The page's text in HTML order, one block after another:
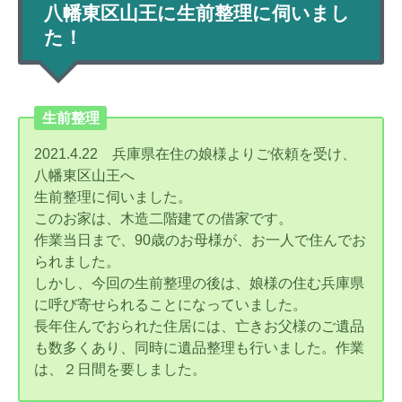
八幡東区山王に生前整理に伺いまし
た！
生前整理
2021.4.22 兵庫県在住の娘様よりご依頼を受け、
八幡東区山王へ
生前整理に伺いました。
このお家は、木造二階建ての借家です。
作業当日まで、90歳のお母様が、お一人で住んでお
られました。
しかし、今回の生前整理の後は、娘様の住む兵庫県
に呼び寄せられることになっていました。
長年住んでおられた住居には、亡きお父様のご遺品
も数多くあり、同時に遺品整理も行いました。作業
は、２日間を要しました。